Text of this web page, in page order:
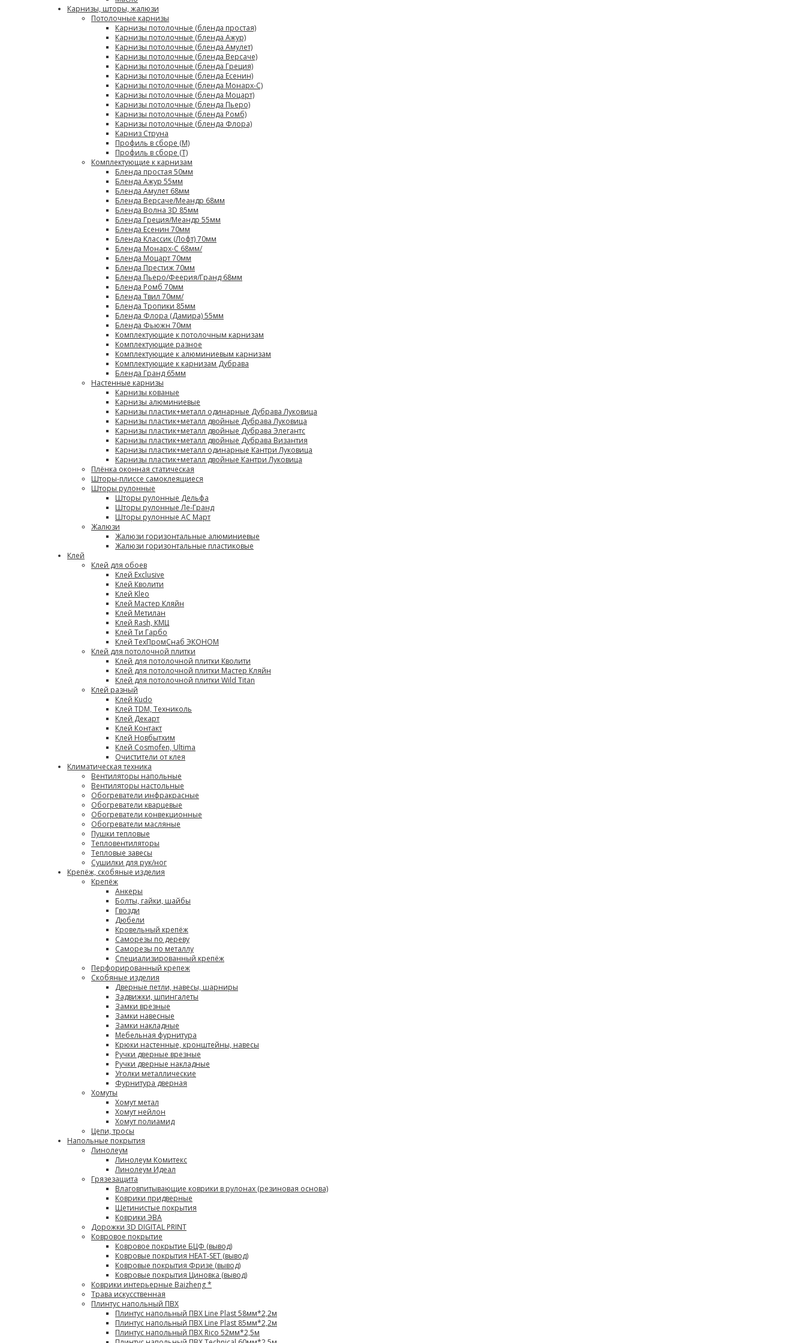
Карнизы, шторы, жалюзи
Потолочные карнизы
Карнизы потолочные (бленда простая)
Карнизы потолочные (бленда Ажур)
Карнизы потолочные (бленда Амулет)
Карнизы потолочные (бленда Версаче)
Карнизы потолочные (бленда Греция)
Карнизы потолочные (бленда Есенин)
Карнизы потолочные (бленда Монарх-С)
Карнизы потолочные (бленда Моцарт)
Карнизы потолочные (бленда Пьеро)
Карнизы потолочные (бленда Ромб)
Карнизы потолочные (бленда Флора)
Карниз Струна
Профиль в сборе (М)
Профиль в сборе (Т)
Комплектующие к карнизам
Бленда простая 50мм
Бленда Ажур 55мм
Бленда Амулет 68мм
Бленда Версаче/Меандр 68мм
Бленда Волна 3D 85мм
Бленда Греция/Меандр 55мм
Бленда Есенин 70мм
Бленда Классик (Лофт) 70мм
Бленда Монарх-С 68мм/
Бленда Моцарт 70мм
Бленда Престиж 70мм
Бленда Пьеро/Феерия/Гранд 68мм
Бленда Ромб 70мм
Бленда Твил 70мм/
Бленда Тропики 85мм
Бленда Флора (Дамира) 55мм
Бленда Фьюжн 70мм
Комплектующие к потолочным карнизам
Комплектующие разное
Комплектующие к алюминиевым карнизам
Комплектующие к карнизам Дубрава
Бленда Гранд 65мм
Настенные карнизы
Карнизы кованые
Карнизы алюминиевые
Карнизы пластик+металл одинарные Дубрава Луковица
Карнизы пластик+металл двойные Дубрава Луковица
Карнизы пластик+металл двойные Дубрава Элегантс
Карнизы пластик+металл двойные Дубрава Византия
Карнизы пластик+металл одинарные Кантри Луковица
Карнизы пластик+металл двойные Кантри Луковица
Плёнка оконная статическая
Шторы-плиссе самоклеящиеся
Шторы рулонные
Шторы рулонные Дельфа
Шторы рулонные Ле-Гранд
Шторы рулонные АС Март
Жалюзи
Жалюзи горизонтальные алюминиевые
Жалюзи горизонтальные пластиковые
Клей
Клей для обоев
Клей Exclusive
Клей Кволити
Клей Kleo
Клей Мастер Кляйн
Клей Метилан
Клей Rash, КМЦ
Клей Ти Гарбо
Клей ТехПромСнаб ЭКОНОМ
Клей для потолочной плитки
Клей для потолочной плитки Кволити
Клей для потолочной плитки Мастер Кляйн
Клей для потолочной плитки Wild Titan
Клей разный
Клей Kudo
Клей TDM, Техниколь
Клей Декарт
Клей Контакт
Клей Новбытхим
Клей Cosmofen, Ultima
Очистители от клея
Климатическая техника
Вентиляторы напольные
Вентиляторы настольные
Обогреватели инфракрасные
Обогреватели кварцевые
Обогреватели конвекционные
Обогреватели масляные
Пушки тепловые
Тепловентиляторы
Тепловые завесы
Сушилки для рук/ног
Крепёж, скобяные изделия
Крепёж
Анкеры
Болты, гайки, шайбы
Гвозди
Дюбели
Кровельный крепёж
Саморезы по дереву
Саморезы по металлу
Специализированный крепёж
Перфорированный крепеж
Скобяные изделия
Дверные петли, навесы, шарниры
Задвижки, шпингалеты
Замки врезные
Замки навесные
Замки накладные
Мебельная фурнитура
Крюки настенные, кронштейны, навесы
Ручки дверные врезные
Ручки дверные накладные
Уголки металлические
Фурнитура дверная
Хомуты
Хомут метал
Хомут нейлон
Хомут полиамид
Цепи, тросы
Напольные покрытия
Линолеум
Линолеум Комитекс
Линолеум Идеал
Грязезащита
Влаговпитывающие коврики в рулонах (резиновая основа)
Коврики придверные
Щетинистые покрытия
Коврики ЭВА
Дорожки 3D DIGITAL PRINT
Ковровое покрытие
Ковровое покрытие БЦФ (вывод)
Ковровые покрытия HEAT-SET (вывод)
Ковровые покрытия Фризе (вывод)
Ковровые покрытия Циновка (вывод)
Коврики интерьерные Baizheng *
Трава искусственная
Плинтус напольный ПВХ
Плинтус напольный ПВХ Line Plast 58мм*2,2м
Плинтус напольный ПВХ Line Plast 85мм*2,2м
Плинтус напольный ПВХ Rico 52мм*2,5м